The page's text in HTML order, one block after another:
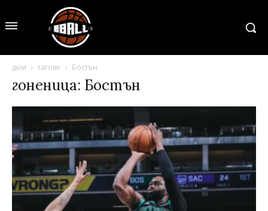
дом тагове Бостън
гоненица: Бостън